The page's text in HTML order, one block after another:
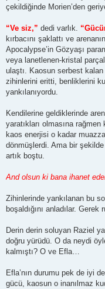
çekildiğinde Morien’den
“Ve siz,” dedi varlık.
kırbacını şaklattı ve
Apocalypse’in Gözyaşı
veya lanetlenen-kristal
ulaştı. Kaosun serbest
zihinlerini eritti, benliklerini
yankılanıyordu.
Kendilerine geldiklerinde
yaratıkları olmasına
kaos enerjisi o kadar
dönmüşlerdi. Ama bir
artık boştu.
And olsun ki bana ihanet
Zihinlerinde yankılanan bu
boşaldığını anladılar.
Derin derin soluyan Raziel
doğru yürüdü. O da neydi
kalmıştı? O ve Efla…
Efla’nın durumu pek de iyi
gücü, kaosun o inanılmaz